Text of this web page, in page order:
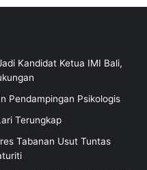
Kandidat Ketua IMI Bali,
Pendampingan Psikologis
Terungkap
Tabanan Usut Tuntas